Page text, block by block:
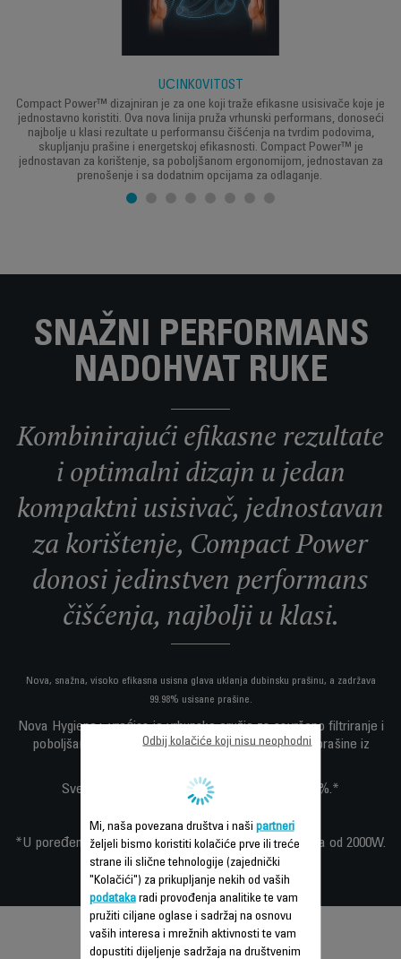
UČINKOVITOST
Compact Power™ dizajniran je za one koji traže efikasne usisivače koje je
jednostavno koristiti. Ova nova linija pruža vrhunski performans, donoseći
najbolje u klasi rezultate u performansu čišćenja na tvrdim podovima,
skupljanju prašine i energetskoj efikasnosti. Compact Power™ je
jednostavan za korištenje, sa poboljšanom ergonomijom, jednostavan za
prenošenje i sa dodatnim opcijama za odlaganje.
SNAŽNI PERFORMANS
NADOHVAT RUKE
Kombinirajući efikasne rezultate
i optimalni dizajn u jedan
kompaktni usisivač, jednostavan
za korištenje, Compact Power
donosi jedinstven performans
čišćenja, najbolji u klasi.
Nova, snažna, visoko efikasna usisna glava uklanja dubinsku prašinu, a zadržava
99.98% usisane prašine.
Nova Hygiene+ vrećica je vrhunsko oružje za savršeno filtriranje i
poboljšani nivo higijene, a također eliminira oblake prašine iz
Sve ovo, uz smanjenu potrošnju energije do 50%.*
*U poređenju sa prethodnom linijom Rowenta usisivača od 2000W.
Mi, naša povezana društva i naši partneri
željeli bismo koristiti kolačiće prve ili treće
strane ili slične tehnologije (zajednički
"Kolačići") za prikupljanje nekih od vaših
podatakaradi provođenja analitike te vam
pružiti ciljane oglase i sadržaj na osnovu
vaših interesa i mrežnih aktivnosti te vam
dopustiti dijeljenje sadržaja na društvenim
Odbij kolačiće koji nisu neophodni